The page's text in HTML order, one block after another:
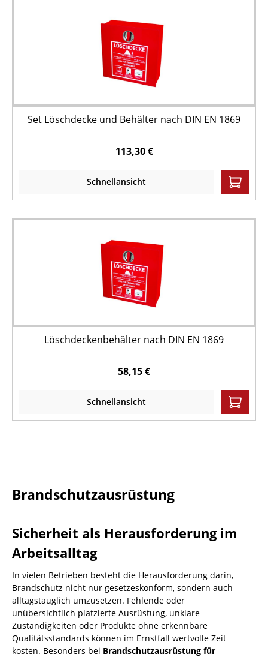
Set Löschdecke und Behälter nach DIN EN 1869
113,30 €
Schnellansicht
Löschdeckenbehälter nach DIN EN 1869
58,15 €
Schnellansicht
Brandschutzausrüstung
Sicherheit als Herausforderung im
Arbeitsalltag
In vielen Betrieben besteht die Herausforderung darin,
Brandschutz nicht nur gesetzeskonform, sondern auch
alltagstauglich umzusetzen. Fehlende oder
unübersichtlich platzierte Ausrüstung, unklare
Zuständigkeiten oder Produkte ohne erkennbare
Qualitätsstandards können im Ernstfall wertvolle Zeit
kosten. Besonders bei Brandschutzausrüstung für